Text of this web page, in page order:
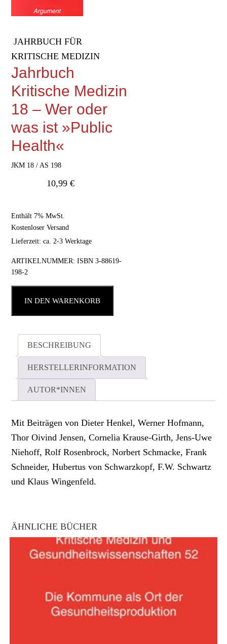
JAHRBUCH FÜR
KRITISCHE MEDIZIN
Jahrbuch
Kritische Medizin
18 – Wer oder
was ist »Public
Health«
JKM 18 / AS 198
10,99€
Enthält 7% MwSt.
Kostenloser Versand
Lieferzeit: ca. 2-3 Werktage
ARTIKELNUMMER:ISBN 3-88619-
198-2
IN DEN WARENKORB
BESCHREIBUNG
HERSTELLERINFORMATION
AUTOR*INNEN
Mit Beiträgen von Dieter Henkel, Werner Hofmann,
Thor Oivind Jensen, Cornelia Krause-Girth, Jens-Uwe
Niehoff, Rolf Rosenbrock, Norbert Schmacke, Frank
Schneider, Hubertus von Schwarzkopf, F.W. Schwartz
und Klaus Wingenfeld.
ÄHNLICHE BÜCHER